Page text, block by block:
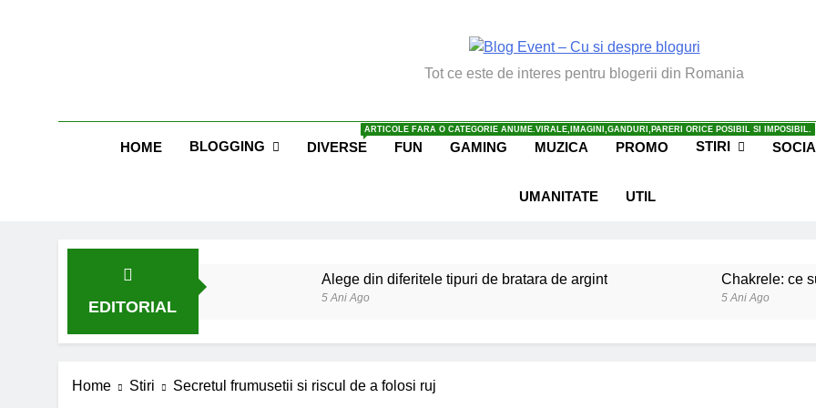
Blog Event – Cu Si Despre
Tot ce este de interes pentru blogerii din Romania
HOME BLOGGING DIVERSE
ARTICOLE FARA O CATEGORIE ANUME.VIRALE,IMAGINI,GANDURI,PARERI ORICE POSIBIL SI IMPOSIBIL.
FUN GAMING MUZICA PROMO STIRI
UMANITATE UTIL
EDITORIAL
Alege din diferitele tipuri de bratara de argint
5 Ani Ago
Chakrele: ce
5 Ani Ago
6 Ani Ago 6 Ani Ago
6 Ani Ago
Home Stiri Secretul frumusetii si riscul de a folosi ruj